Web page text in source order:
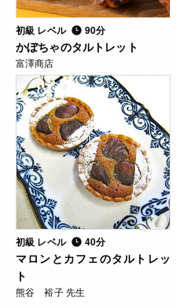
初級 レベル 90分
かぼちゃのタルトレット
富澤商店
初級 レベル 40分
マロンとカフェのタルトレッ
ト
熊谷 裕子 先生